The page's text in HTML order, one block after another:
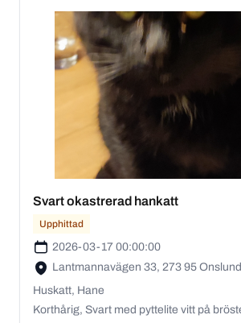
Svart okastrerad hankatt
Upphittad
2026-03-17 00:00:00
Lantmannavägen 33, 273 95
Huskatt, Hane
Korthårig, Svart med pyttelite vitt på